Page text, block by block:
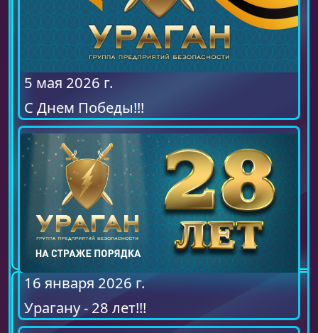
5 мая 2026 г.
С Днем Победы!!!
16 января 2026 г.
Урагану - 28 лет!!!